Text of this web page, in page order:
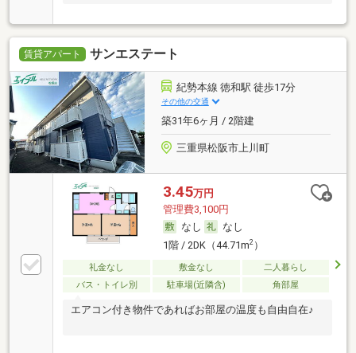
賃貸アパート サンエステート
紀勢本線 徳和駅 徒歩17分
その他の交通
築31年6ヶ月 / 2階建
三重県松阪市上川町
3.45万円
管理費3,100円
なし
なし
1階 / 2DK（44.71m2）
礼金なし 敷金なし
二人暮らし
バス・トイレ別
駐車場(近隣含) 角部屋
エアコン付き物件であればお部屋の温度も自由自在♪